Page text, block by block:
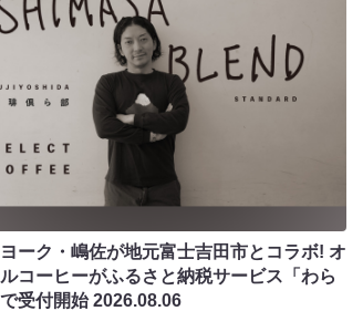
ーク・嶋佐が地元富士吉田市とコラボ! オ
コーヒーがふるさと納税サービス「わら
受付開始2026.08.06